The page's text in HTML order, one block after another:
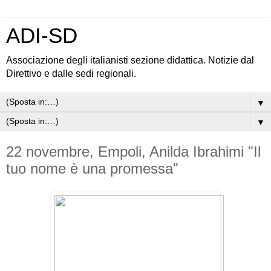
ADI-SD
Associazione degli italianisti sezione didattica. Notizie dal
Direttivo e dalle sedi regionali.
▼
▼
22 novembre, Empoli, Anilda Ibrahimi "Il
tuo nome è una promessa"